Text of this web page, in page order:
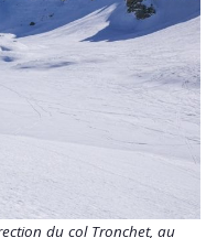
du col Tronchet, au